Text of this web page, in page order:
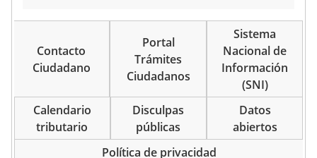
Contacto
Ciudadano
Portal
Trámites
Ciudadanos
Sistema
Nacional de
Información
(SNI)
Calendario
tributario
Disculpas
públicas
Datos
abiertos
Política de privacidad